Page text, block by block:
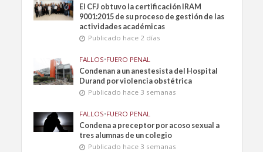
El CFJ obtuvo la certificación IRAM
9001:2015 de su proceso de gestión de las
actividades académicas
Publicado hace 2 días
FALLOS•FUERO PENAL
Condenan a un anestesista del Hospital
Durand por violencia obstétrica
Publicado hace 3 semanas
FALLOS•FUERO PENAL
Condena a preceptor por acoso sexual a
tres alumnas de un colegio
Publicado hace 3 semanas